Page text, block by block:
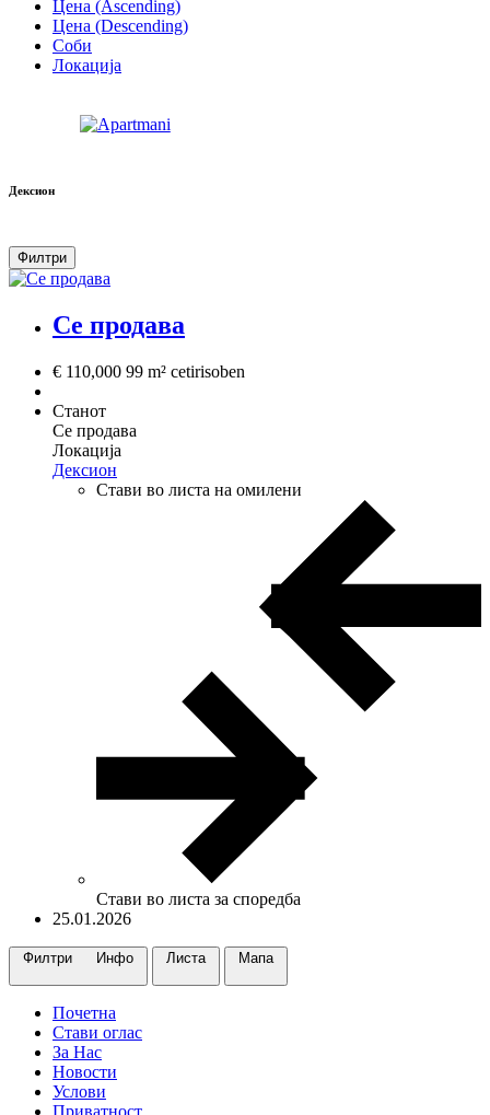
Цена (Ascending)
Цена (Descending)
Соби
Локација
Дексион
Филтри
Се продава
€ 110,000 99 m² cetirisoben
Станот
Се продава
Локација
Дексион
Стави во листа на омилени
Стави во листа за споредба
25.01.2026
Филтри Листа Maпa
Почетна
Стави оглас
За Нас
Новости
Услови